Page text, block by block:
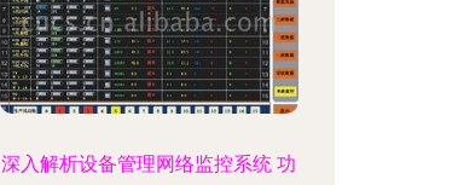
深入解析设备管理网络监控系统 功